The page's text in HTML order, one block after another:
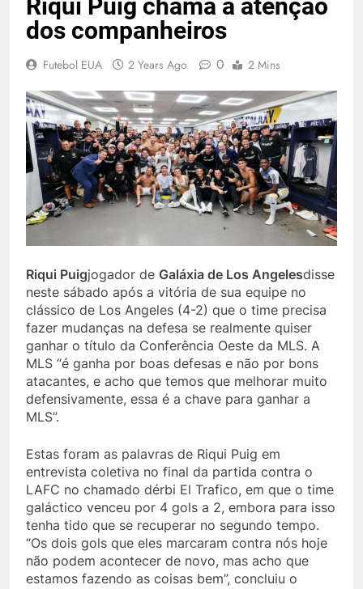
Riqui Puig chama a atenção
dos companheiros
Futebol EUA 2 Years Ago 0 2 Mins
Riqui Puigjogador de Galáxia de Los Angelesdisse
neste sábado após a vitória de sua equipe no
clássico de Los Angeles (4-2) que o time precisa
fazer mudanças na defesa se realmente quiser
ganhar o título da Conferência Oeste da MLS. A
MLS “é ganha por boas defesas e não por bons
atacantes, e acho que temos que melhorar muito
defensivamente, essa é a chave para ganhar a
MLS”.
Estas foram as palavras de Riqui Puig em
entrevista coletiva no final da partida contra o
LAFC no chamado dérbi El Trafico, em que o time
galáctico venceu por 4 gols a 2, embora para isso
tenha tido que se recuperar no segundo tempo.
“Os dois gols que eles marcaram contra nós hoje
não podem acontecer de novo, mas acho que
estamos fazendo as coisas bem”, concluiu o